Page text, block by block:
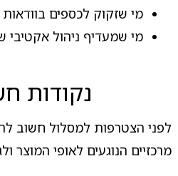
מי שזקוק לכספים
מי שמעדיף ניהול
נקודות
לפני הצטרפות למסלול חשוב
מרכזיים הנוגעים לאופי המוצר